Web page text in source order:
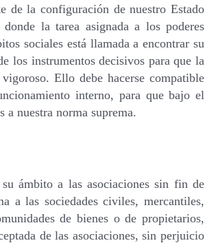
de la configuración de nuestro Estado
la tarea asignada a los poderes
sociales está llamada a encontrar su
los instrumentos decisivos para que la
Ello debe hacerse compatible
interno, para que bajo el
nuestra norma suprema.
ámbito a las asociaciones sin fin de
a las sociedades civiles, mercantiles,
de bienes o de propietarios,
de las asociaciones, sin perjuicio